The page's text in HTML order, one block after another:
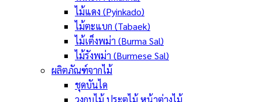
ไม้แดง (Pyinkado)
ไม้ตะแบก (Tabaek)
ไม้เต็งพม่า (Burma Sal)
ไม้รังพม่า (Burmese Sal)
ผลิตภัณฑ์จากไม้
ชุดบันได
วงกบไม้ ประตูไม้ หน้าต่างไม้